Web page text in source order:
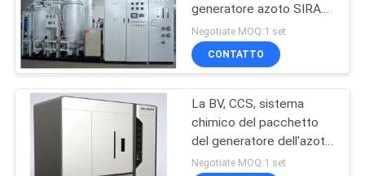
generatore azoto SIRA
Oil Gas/di iso PSA
Negotiate MOQ:1 set
CONTATTO
La BV, CCS, sistema
chimico del pacchetto
del generatore dell'azoto
del CE
Negotiate MOQ:1 set